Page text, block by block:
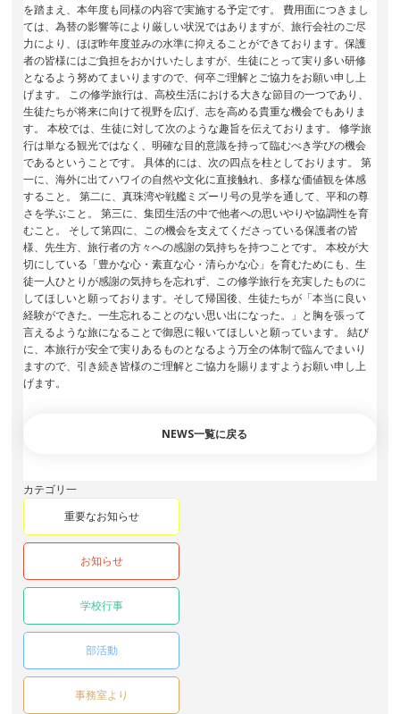
を踏まえ、本年度も同様の内容で実施する予定です。 費用面につきまし
ては、為替の影響等により厳しい状況ではありますが、旅行会社のご尽
力により、ほぼ昨年度並みの水準に抑えることができております。保護
者の皆様にはご負担をおかけいたしますが、生徒にとって実り多い研修
となるよう努めてまいりますので、何卒ご理解とご協力をお願い申し上
げます。 この修学旅行は、高校生活における大きな節目の一つであり、
生徒たちが将来に向けて視野を広げ、志を高める貴重な機会でもありま
す。 本校では、生徒に対して次のような趣旨を伝えております。 修学旅
行は単なる観光ではなく、明確な目的意識を持って臨むべき学びの機会
であるということです。 具体的には、次の四点を柱としております。 第
一に、海外に出てハワイの自然や文化に直接触れ、多様な価値観を体感
すること。 第二に、真珠湾や戦艦ミズーリ号の見学を通して、平和の尊
さを学ぶこと。 第三に、集団生活の中で他者への思いやりや協調性を育
むこと。 そして第四に、この機会を支えてくださっている保護者の皆
様、先生方、旅行者の方々への感謝の気持ちを持つことです。 本校が大
切にしている「豊かな心・素直な心・清らかな心」を育むためにも、生
徒一人ひとりが感謝の気持ちを忘れず、この修学旅行を充実したものに
してほしいと願っております。そして帰国後、生徒たちが「本当に良い
経験ができた。一生忘れることのない思い出になった。」と胸を張って
言えるような旅になることで御恩に報いてほしいと願っています。 結び
に、本旅行が安全で実りあるものとなるよう万全の体制で臨んでまいり
ますので、引き続き皆様のご理解とご協力を賜りますようお願い申し上
げます。
NEWS一覧に戻る
カテゴリ一
重要なお知らせ
お知らせ
学校行事
部活動
事務室より